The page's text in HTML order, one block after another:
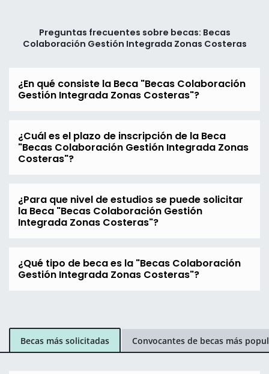
Preguntas frecuentes sobre becas: Becas
Colaboración Gestión Integrada Zonas Costeras
¿En qué consiste la Beca "Becas Colaboración
Gestión Integrada Zonas Costeras"?
¿Cuál es el plazo de inscripción de la Beca
"Becas Colaboración Gestión Integrada Zonas
Costeras"?
¿Para que nivel de estudios se puede solicitar
la Beca "Becas Colaboración Gestión
Integrada Zonas Costeras"?
¿Qué tipo de beca es la "Becas Colaboración
Gestión Integrada Zonas Costeras"?
Becas más solicitadas Convocantes de becas más